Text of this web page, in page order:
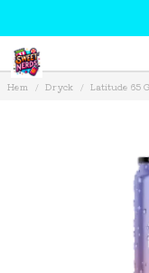
Hem Dryck Latitude 65